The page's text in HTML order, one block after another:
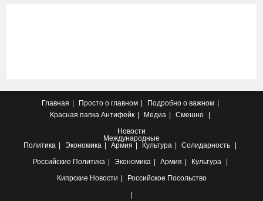
Главная Просто о главном
Подробно о важном
Красная папка Антифейк Медиа
Смешно
Новости
Международные
Политика
Экономика Армия Культура
Солидарность
Российские Политика Экономика Армия
Культура
Кипрские Новости Российское Посольство